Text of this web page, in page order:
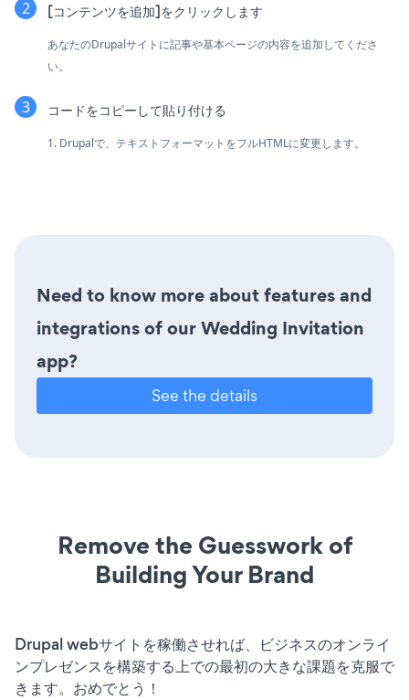
[コンテンツを追加]をクリックします
あなたのDrupalサイトに記事や基本ページの内容を追加してくださ
い。
コードをコピーして貼り付ける
1. Drupalで、テキストフォーマットをフルHTMLに変更します。
Need to know more about features and
integrations of our Wedding Invitation
app?
See the details
Remove the Guesswork of
Building Your Brand
Drupal webサイトを稼働させれば、ビジネスのオンライ
ンプレゼンスを構築する上での最初の大きな課題を克服で
きます。おめでとう！